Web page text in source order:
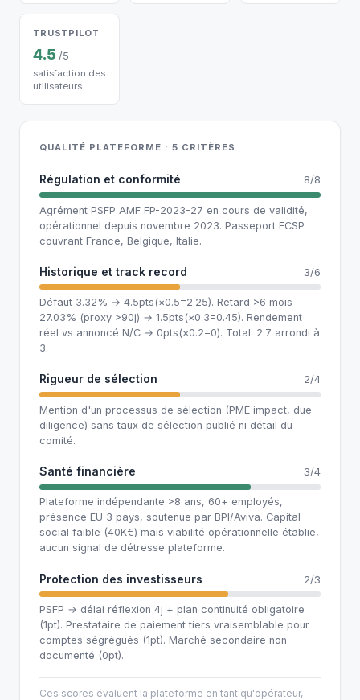
TRUSTPILOT
4.5 /5
satisfaction des
utilisateurs
QUALITÉ PLATEFORME : 5 CRITÈRES
Régulation et conformité 8/8
Agrément PSFP AMF FP-2023-27 en cours de validité,
opérationnel depuis novembre 2023. Passeport ECSP
couvrant France, Belgique, Italie.
Historique et track record 3/6
Défaut 3.32% → 4.5pts(×0.5=2.25). Retard >6 mois
27.03% (proxy >90j) → 1.5pts(×0.3=0.45). Rendement
réel vs annoncé N/C → 0pts(×0.2=0). Total: 2.7 arrondi à
3.
Rigueur de sélection 2/4
Mention d'un processus de sélection (PME impact, due
diligence) sans taux de sélection publié ni détail du
comité.
Santé financière 3/4
Plateforme indépendante >8 ans, 60+ employés,
présence EU 3 pays, soutenue par BPI/Aviva. Capital
social faible (40K€) mais viabilité opérationnelle établie,
aucun signal de détresse plateforme.
Protection des investisseurs 2/3
PSFP → délai réflexion 4j + plan continuité obligatoire
(1pt). Prestataire de paiement tiers vraisemblable pour
comptes ségrégués (1pt). Marché secondaire non
documenté (0pt).
Ces scores évaluent la plateforme en tant qu'opérateur,